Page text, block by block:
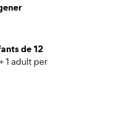
de 12
1 adult per